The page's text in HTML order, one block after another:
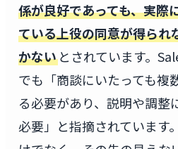
係が良好であっても、実際
ている上役の同意が得られ
かないとされています。
でも「商談にいたっても複
る必要があり、説明や調整
必要」と指摘されています